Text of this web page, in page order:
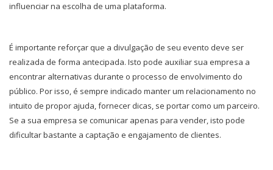
influenciar na escolha de uma plataforma.
É importante reforçar que a divulgação de seu evento deve ser
realizada de forma antecipada. Isto pode auxiliar sua empresa a
encontrar alternativas durante o processo de envolvimento do
público. Por isso, é sempre indicado manter um relacionamento no
intuito de propor ajuda, fornecer dicas, se portar como um parceiro.
Se a sua empresa se comunicar apenas para vender, isto pode
dificultar bastante a captação e engajamento de clientes.